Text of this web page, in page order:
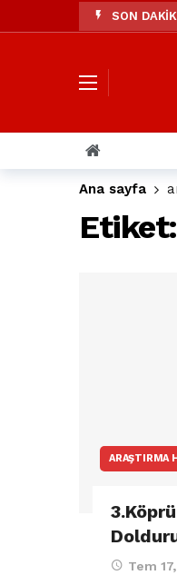
SON
Ana sayfa
Etiket:
ARAŞTIRMA
Tem